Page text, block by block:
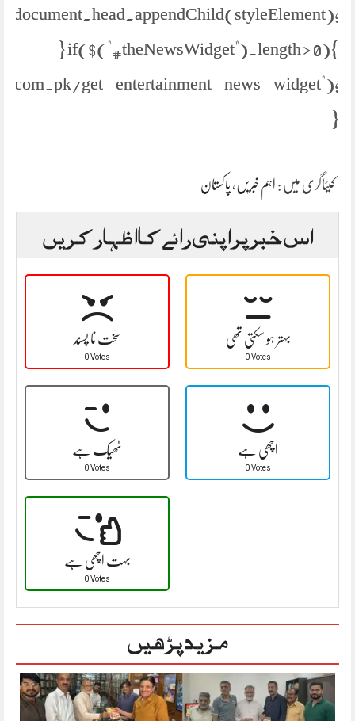
document.head.appendChild(styleElement);
} if($("#theNewsWidget").length > 0){
get_entertainment_news_widget");
}
کیٹاگری میں : اہم خبریں ، پاکستان
اس خبر پر اپنی رائے کا اظہار کریں
سخت نا پسند
0 Votes
بہتر ہو سکتی تھی
0 Votes
ٹھیک ہے
0 Votes
اچھی ہے
0 Votes
بہت اچھی ہے
0 Votes
مزید پڑھیں